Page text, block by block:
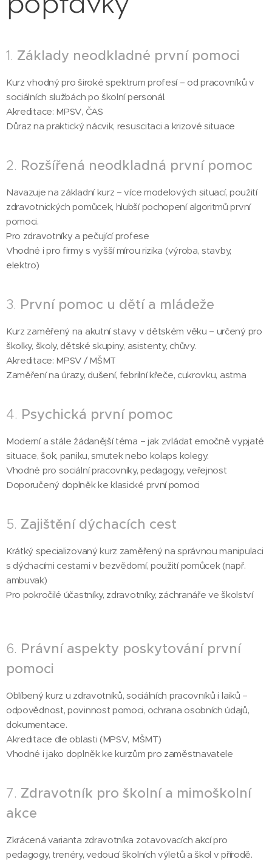
1. Základy neodkladné první pomoci
Kurz vhodný pro široké spektrum profesí – od pracovníků v
sociálních službách po školní personál.
Akreditace: MPSV, ČAS
Důraz na praktický nácvik, resuscitaci a krizové situace
2. Rozšířená neodkladná první pomoc
Navazuje na základní kurz – více modelových situací, použití
zdravotnických pomůcek, hlubší pochopení algoritmů první
pomoci.
Pro zdravotníky a pečující profese
Vhodné i pro firmy s vyšší mírou rizika (výroba, stavby,
elektro)
3. První pomoc u dětí a mládeže
Kurz zaměřený na akutní stavy v dětském věku – určený pro
školky, školy, dětské skupiny, asistenty, chůvy.
Akreditace: MPSV / MŠMT
Zaměření na úrazy, dušení, febrilní křeče, cukrovku, astma
4. Psychická první pomoc
Moderní a stále žádanější téma – jak zvládat emočně vypjaté
situace, šok, paniku, smutek nebo kolaps kolegy.
Vhodné pro sociální pracovníky, pedagogy, veřejnost
Doporučený doplněk ke klasické první pomoci
5. Zajištění dýchacích cest
Krátký specializovaný kurz zaměřený na správnou manipulaci
s dýchacími cestami v bezvědomí, použití pomůcek (např.
ambuvak)
Pro pokročilé účastníky, zdravotníky, záchranáře ve školství
6. Právní aspekty poskytování první
pomoci
Oblíbený kurz u zdravotníků, sociálních pracovníků i laiků –
odpovědnost, povinnost pomoci, ochrana osobních údajů,
dokumentace.
Akreditace dle oblasti (MPSV, MŠMT)
Vhodné i jako doplněk ke kurzům pro zaměstnavatele
7. Zdravotník pro školní a mimoškolní
akce
Zkrácená varianta zdravotníka zotavovacích akcí pro
pedagogy, trenéry, vedoucí školních výletů a škol v přírodě.